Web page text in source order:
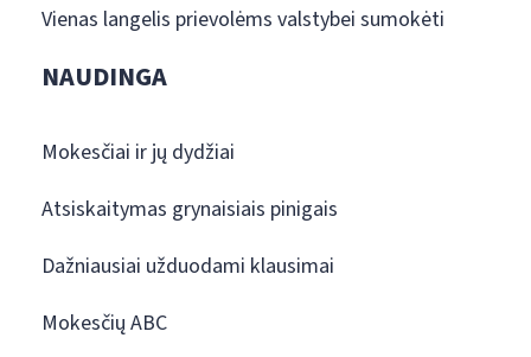
Vienas langelis prievolėms valstybei sumokėti
NAUDINGA
Mokesčiai ir jų dydžiai
Atsiskaitymas grynaisiais pinigais
Dažniausiai užduodami klausimai
Mokesčių ABC